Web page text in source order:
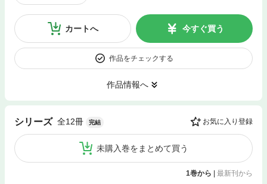
カートへ 今すぐ買う
作品をチェックする
作品情報へ
シリーズ 全12冊 完結 お気に入り登録
未購入巻をまとめて買う
1巻から 最新刊から